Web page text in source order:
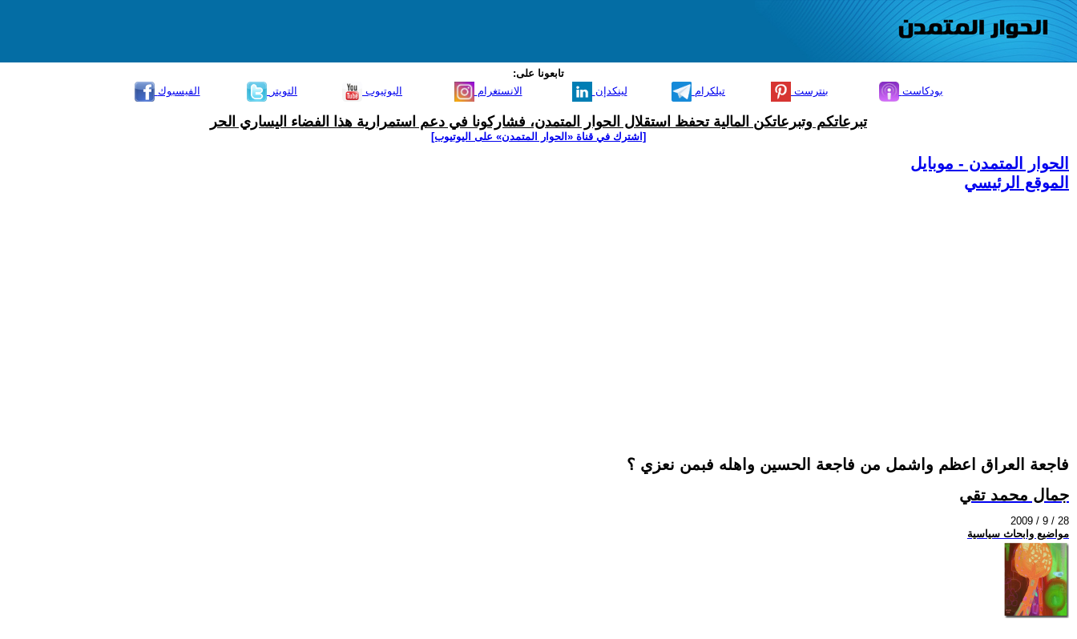
تابعونا على:
الفيسبوك
التويتر اليوتيوب الانستغرام لينكدإن تيلكرام بنترست بودكاست
تبرعاتكم وتبرعاتكن المالية تحفظ استقلال الحوار المتمدن، فشاركونا في دعم استمرارية هذا الفضاء اليساري الحر
[اشترك في قناة ‫«الحوار المتمدن» على اليوتيوب]
الحوار المتمدن - موبايل
الموقع الرئيسي
فاجعة العراق اعظم واشمل من فاجعة الحسين واهله فبمن نعزي ؟
جمال محمد تقي
2009 / 9 / 28
مواضيع وابحاث سياسية